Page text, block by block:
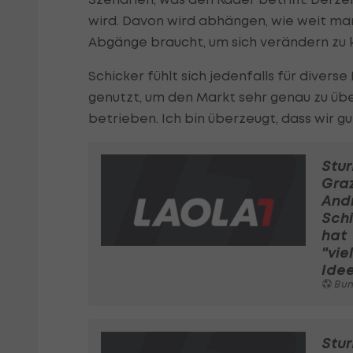
wird. Davon wird abhängen, wie weit
Abgänge braucht, um sich verändern zu
Schicker fühlt sich jedenfalls für
genutzt, um den Markt sehr genau zu
betrieben. Ich bin überzeugt, dass wir
hat
Bundesliga